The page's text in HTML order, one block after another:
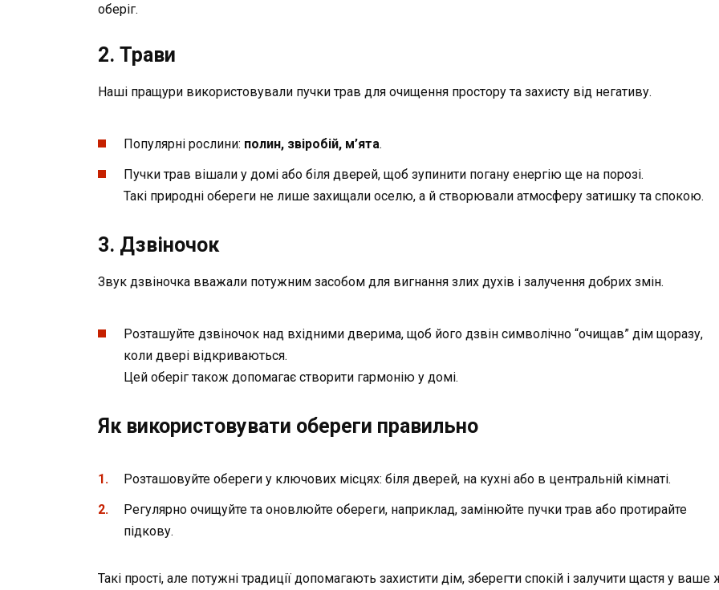
оберіг.
2. Трави
Наші пращури використовували пучки трав для очищення простору та захисту від негативу.
Популярні рослини: полин, звіробій, м’ята.
Пучки трав вішали у домі або біля дверей, щоб зупинити погану енергію ще на порозі.
Такі природні обереги не лише захищали оселю, а й створювали атмосферу затишку та спокою.
3. Дзвіночок
Звук дзвіночка вважали потужним засобом для вигнання злих духів і залучення добрих змін.
Розташуйте дзвіночок над вхідними дверима, щоб його дзвін символічно “очищав” дім щоразу,
коли двері відкриваються.
Цей оберіг також допомагає створити гармонію у домі.
Як використовувати обереги правильно
Розташовуйте обереги у ключових місцях: біля дверей, на кухні або в центральній кімнаті.
Регулярно очищуйте та оновлюйте обереги, наприклад, замінюйте пучки трав або протирайте
підкову.
Такі прості, але потужні традиції допомагають захистити дім, зберегти спокій і залучити щастя у ваше